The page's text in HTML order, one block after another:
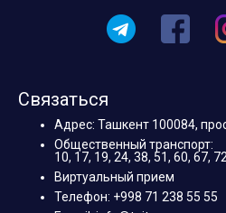
Связаться
Адрес: Ташкент 100084,
Общественный транспорт:
10, 17, 19, 24, 38, 51, 60, 67,
Виртуальный прием
Телефон: +998 71 238 55 55